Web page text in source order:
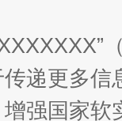
递更多
强国家